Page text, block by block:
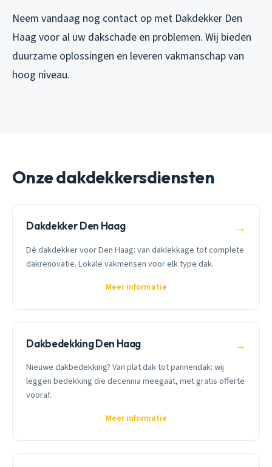
Neem vandaag nog contact op met Dakdekker Den
Haag voor al uw dakschade en problemen. Wij bieden
duurzame oplossingen en leveren vakmanschap van
hoog niveau.
Onze dakdekkersdiensten
Dakdekker Den Haag →
Dé dakdekker voor Den Haag: van daklekkage tot complete
dakrenovatie. Lokale vakmensen voor elk type dak.
Meer informatie
Dakbedekking Den Haag →
Nieuwe dakbedekking? Van plat dak tot pannendak: wij
leggen bedekking die decennia meegaat, met gratis offerte
vooraf.
Meer informatie